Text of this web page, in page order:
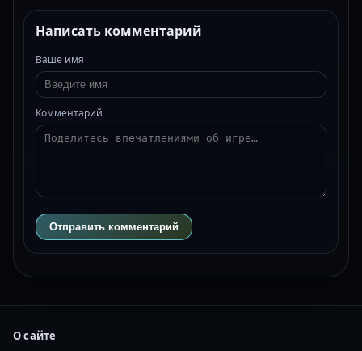
Написать комментарий
Ваше имя
Комментарий
Отправить комментарий
О сайте